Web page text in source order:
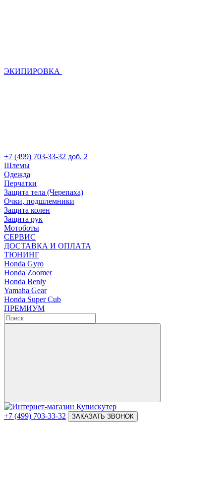
ЭКИПИРОВКА
+7 (499) 703-33-32 доб. 2
Шлемы
Одежда
Перчатки
Защита тела (Черепаха)
Очки, подшлемники
Защита колен
Защита рук
Мотоботы
СЕРВИС
ДОСТАВКА И ОПЛАТА
ТЮНИНГ
Honda Gyro
Honda Zoomer
Honda Benly
Yamaha Gear
Honda Super Cub
ПРЕМИУМ
+7 (499) 703-33-32 ЗАКАЗАТЬ ЗВОНОК